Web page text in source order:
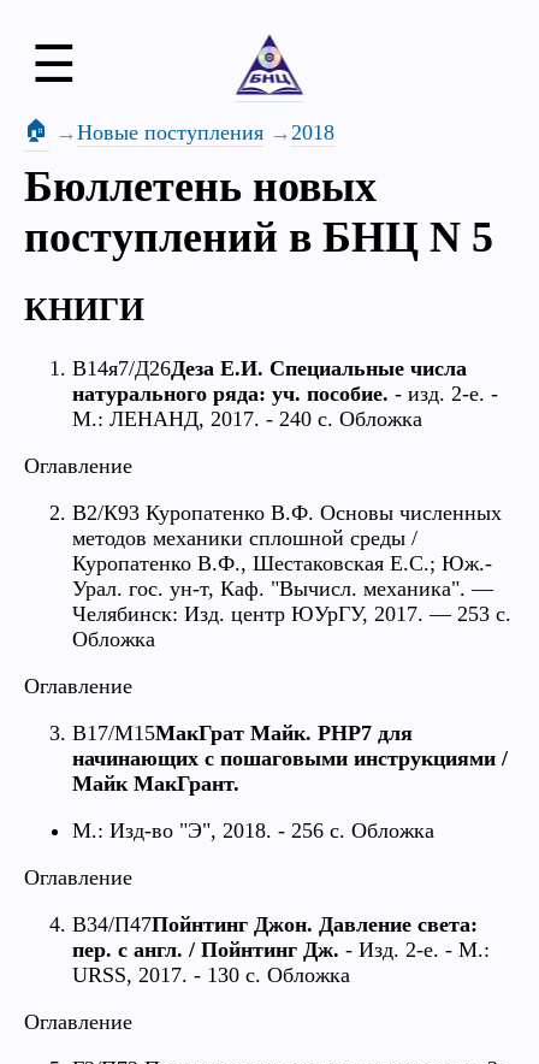
☰
🏠 Новые поступления 2018
Бюллетень новых
поступлений в БНЦ N 5
КНИГИ
В14я7/Д26Деза Е.И. Специальные числа
натурального ряда: уч. пособие. - изд. 2-е. -
М.: ЛЕНАНД, 2017. - 240 с. Обложка
Оглавление
В2/К93 Куропатенко В.Ф. Основы численных
методов механики сплошной среды /
Куропатенко В.Ф., Шестаковская Е.С.; Юж.-
Урал. гос. ун-т, Каф. "Вычисл. механика". —
Челябинск: Изд. центр ЮУрГУ, 2017. — 253 с.
Обложка
Оглавление
В17/М15МакГрат Майк. PHP7 для
начинающих с пошаговыми инструкциями /
Майк МакГрант.
М.: Изд-во "Э", 2018. - 256 с. Обложка
Оглавление
В34/П47Пойнтинг Джон. Давление света:
пер. с англ. / Пойнтинг Дж. - Изд. 2-е. - М.:
URSS, 2017. - 130 с. Обложка
Оглавление